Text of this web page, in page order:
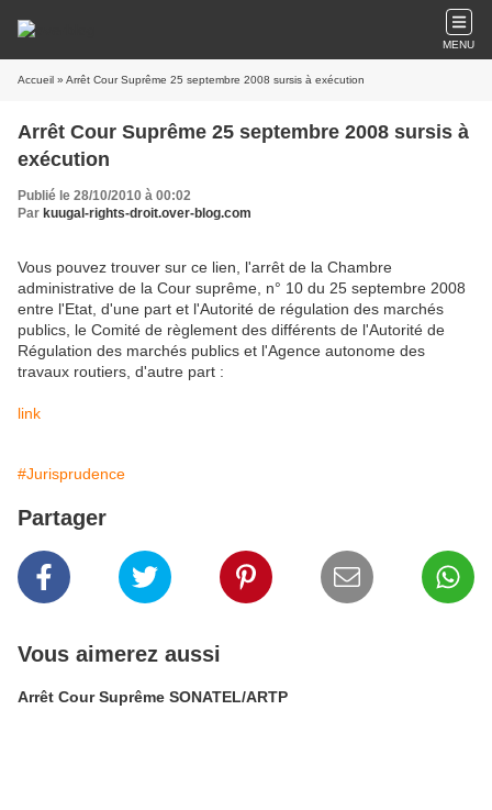
MENU
Accueil » Arrêt Cour Suprême 25 septembre 2008 sursis à exécution
Arrêt Cour Suprême 25 septembre 2008 sursis à
exécution
Publié le 28/10/2010 à 00:02
Par kuugal-rights-droit.over-blog.com
Vous pouvez trouver sur ce lien, l'arrêt de la Chambre
administrative de la Cour suprême, n° 10 du 25 septembre 2008
entre l'Etat, d'une part et l'Autorité de régulation des marchés
publics, le Comité de règlement des différents de l'Autorité de
Régulation des marchés publics et l'Agence autonome des
travaux routiers, d'autre part :
link
#Jurisprudence
Partager
Vous aimerez aussi
Arrêt Cour Suprême SONATEL/ARTP